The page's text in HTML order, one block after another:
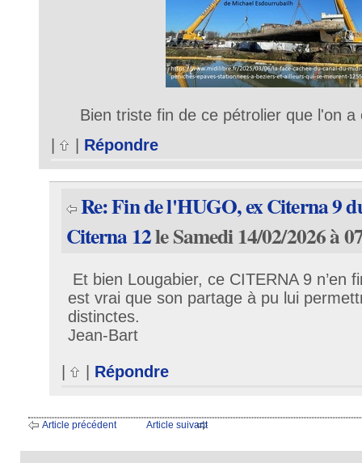
Bien triste fin de ce pétrolier que l'on
Répondre
Re: Fin de l'HUGO, ex Citerna 9
Citerna 12le Samedi 14/02/2026 à
Et bien Lougabier, ce CITERNA 9 n’en
est vrai que son partage à pu lui
distinctes.
Jean-Bart
| | Répondre
Article précédent Article suivant